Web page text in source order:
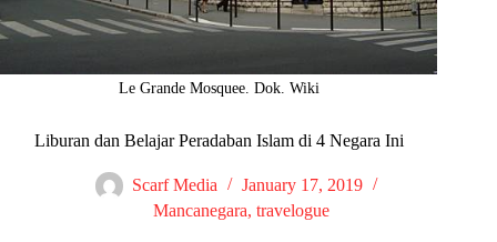
Le Grande Mosquee. Dok. Wiki
Liburan dan Belajar Peradaban Islam di 4 Negara Ini
Scarf Media
January 17, 2019
Mancanegara, travelogue